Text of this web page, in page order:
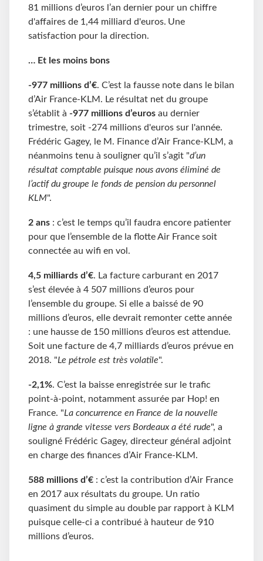
81 millions d’euros l’an dernier pour un chiffre
d'affaires de 1,44 milliard d'euros. Une
satisfaction pour la direction.
… Et les moins bons
-977 millions d’€. C’est la fausse note dans le bilan
d’Air France-KLM. Le résultat net du groupe
s’établit à -977 millions d’euros au dernier
trimestre, soit -274 millions d'euros sur l'année.
Frédéric Gagey, le M. Finance d’Air France-KLM, a
néanmoins tenu à souligner qu’il s’agit "d’un
résultat comptable puisque nous avons éliminé de
l’actif du groupe le fonds de pension du personnel
KLM".
2 ans : c’est le temps qu’il faudra encore patienter
pour que l’ensemble de la flotte Air France soit
connectée au wifi en vol.
4,5 milliards d’€. La facture carburant en 2017
s’est élevée à 4 507 millions d’euros pour
l’ensemble du groupe. Si elle a baissé de 90
millions d’euros, elle devrait remonter cette année
: une hausse de 150 millions d’euros est attendue.
Soit une facture de 4,7 milliards d’euros prévue en
2018. "Le pétrole est très volatile".
-2,1%. C’est la baisse enregistrée sur le trafic
point-à-point, notamment assurée par Hop! en
France. "La concurrence en France de la nouvelle
ligne à grande vitesse vers Bordeaux a été rude", a
souligné Frédéric Gagey, directeur général adjoint
en charge des finances d’Air France-KLM.
588 millions d’€ : c’est la contribution d’Air France
en 2017 aux résultats du groupe. Un ratio
quasiment du simple au double par rapport à KLM
puisque celle-ci a contribué à hauteur de 910
millions d’euros.